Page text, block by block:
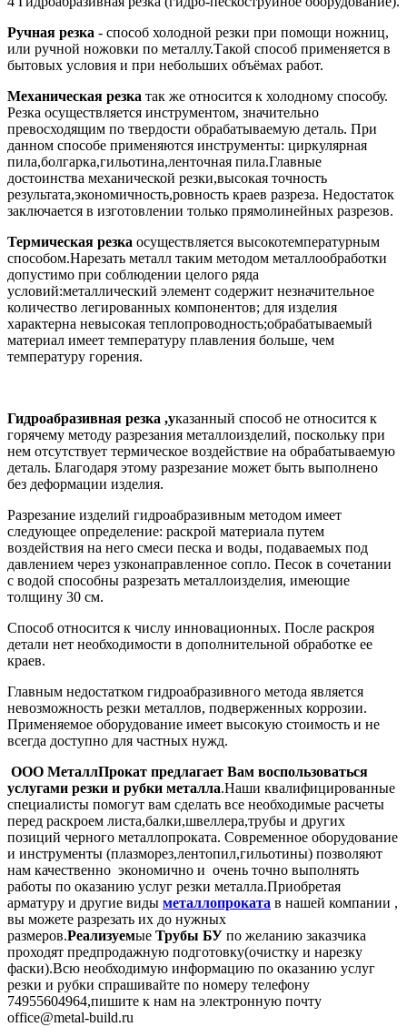
Ручная резка - способ холодной резки при помощи ножниц,
или ручной ножовки по металлу.Такой способ применяется в
бытовых условия и при небольших объёмах работ.
Механическая резка так же относится к холодному способу.
Резка осуществляется инструментом, значительно
превосходящим по твердости обрабатываемую деталь. При
данном способе применяются инструменты: циркулярная
пила,болгарка,гильотина,ленточная пила.Главные
достоинства механической резки,высокая точность
результата,экономичность,ровность краев разреза. Недостаток
заключается в изготовлении только прямолинейных разрезов.
Термическая резка осуществляется высокотемпературным
способом.Нарезать металл таким методом металлообработки
допустимо при соблюдении целого ряда
условий:металлический элемент содержит незначительное
количество легированных компонентов; для изделия
характерна невысокая теплопроводность;обрабатываемый
материал имеет температуру плавления больше, чем
температуру горения.
Гидроабразивная резка ,указанный способ не относится к
горячему методу разрезания металлоизделий, поскольку при
нем отсутствует термическое воздействие на обрабатываемую
деталь. Благодаря этому разрезание может быть выполнено
без деформации изделия.
Разрезание изделий гидроабразивным методом имеет
следующее определение: раскрой материала путем
воздействия на него смеси песка и воды, подаваемых под
давлением через узконаправленное сопло. Песок в сочетании
с водой способны разрезать металлоизделия, имеющие
толщину 30 см.
Способ относится к числу инновационных. После раскроя
детали нет необходимости в дополнительной обработке ее
краев.
Главным недостатком гидроабразивного метода является
невозможность резки металлов, подверженных коррозии.
Применяемое оборудование имеет высокую стоимость и не
всегда доступно для частных нужд.
ООО МеталлПрокат предлагает Вам воспользоваться
услугами резки и рубки металла.Наши квалифицированные
специалисты помогут вам сделать все необходимые расчеты
перед раскроем листа,балки,швеллера,трубы и других
позиций черного металлопроката. Современное оборудование
и инструменты (плазморез,лентопил,гильотины) позволяют
нам качественно экономично и очень точно выполнять
работы по оказанию услуг резки металла.Приобретая
арматуру и другие виды металлопроката в нашей компании ,
вы можете разрезать их до нужных
размеров.Реализуемые Трубы БУ по желанию заказчика
проходят предпродажную подготовку(очистку и нарезку
фаски).Всю необходимую информацию по оказанию услуг
резки и рубки спрашивайте по номеру телефону
74955604964,пишите к нам на электронную почту
office@metal-build.ru